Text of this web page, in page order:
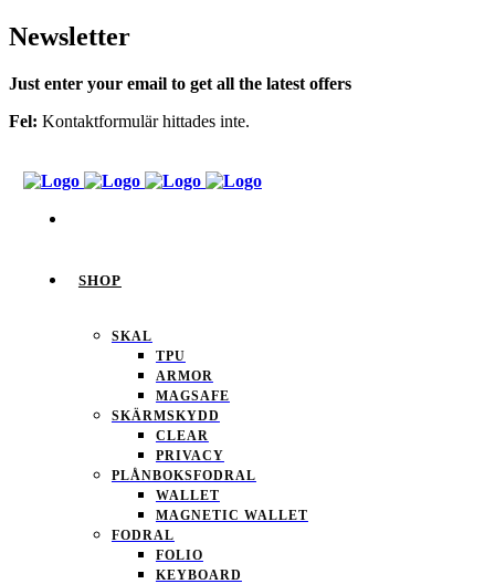
Newsletter
Just enter your email to get all the latest offers
Fel: Kontaktformulär hittades inte.
SHOP
SKAL
TPU
ARMOR
MAGSAFE
SKÄRMSKYDD
CLEAR
PRIVACY
PLÅNBOKSFODRAL
WALLET
MAGNETIC WALLET
FODRAL
FOLIO
KEYBOARD